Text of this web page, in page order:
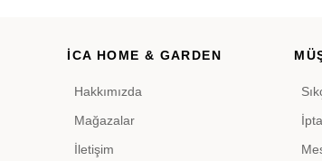
İCA HOME & GARDEN
Hakkımızda
Mağazalar
İletişim